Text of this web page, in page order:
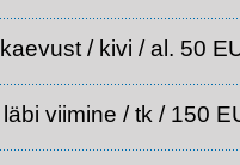
/ kivi / al. 50
viimine / tk / 150